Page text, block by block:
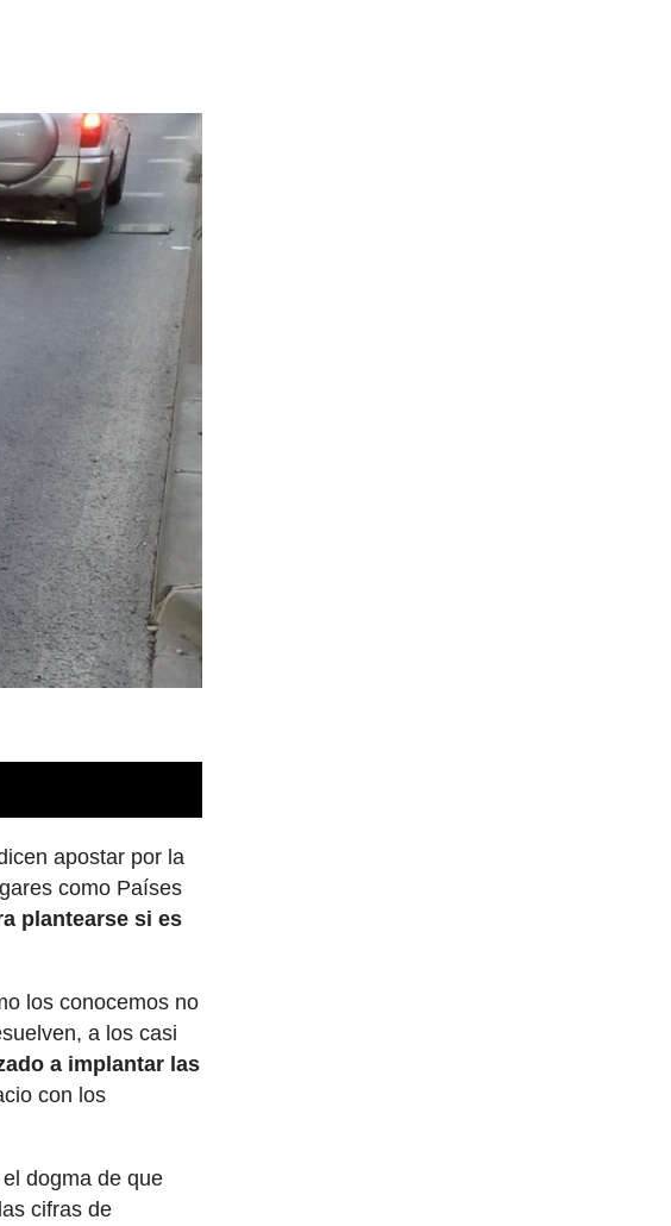
apostar por la
como Países
plantearse si es
los conocemos no
a los casi
a implantar las
con los
dogma de que
cifras de